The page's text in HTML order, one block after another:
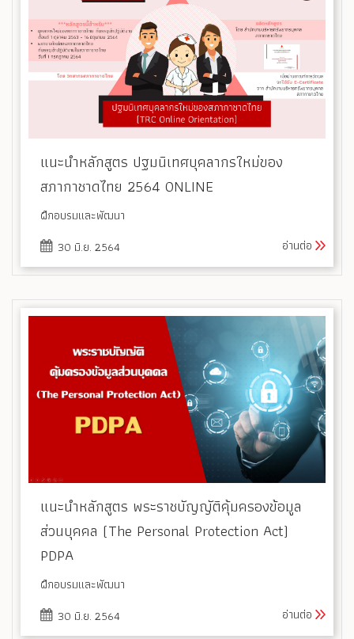
แนะนำหลักสูตร ปฐมนิเทศบุคลากรใหม่ของ
สภากาชาดไทย 2564 ONLINE
ฝึกอบรมและพัฒนา
30 มิ.ย. 2564
อ่านต่อ
แนะนำหลักสูตร พระราชบัญญัติคุ้มครองข้อมูล
ส่วนบุคคล (The Personal Protection Act)
PDPA
ฝึกอบรมและพัฒนา
30 มิ.ย. 2564
อ่านต่อ